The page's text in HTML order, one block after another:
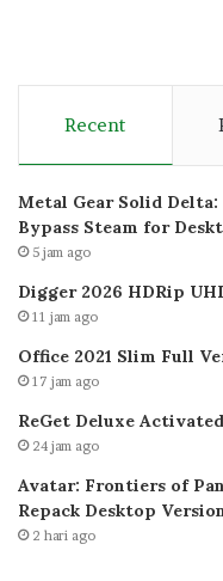
Recent
Metal Gear Solid Delta:
Bypass Steam for
5 jam ago
Digger 2026 HDRip
11 jam ago
Office 2021 Slim Full
17 jam ago
ReGet Deluxe
24 jam ago
Avatar: Frontiers of
Repack Desktop
2 hari ago